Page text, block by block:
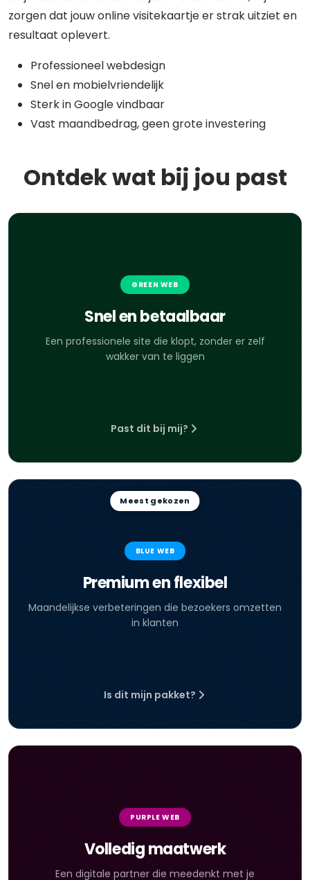
zorgen dat jouw online visitekaartje er strak uitziet en
resultaat oplevert.
Professioneel webdesign
Snel en mobielvriendelijk
Sterk in Google vindbaar
Vast maandbedrag, geen grote investering
Ontdek wat bij jou past
GREEN WEB
Snel en betaalbaar
Een professionele site die klopt, zonder er zelf
wakker van te liggen
Past dit bij mij?
Meest gekozen
BLUE WEB
Premium en flexibel
Maandelijkse verbeteringen die bezoekers omzetten
in klanten
Is dit mijn pakket?
PURPLE WEB
Volledig maatwerk
Een digitale partner die meedenkt met je